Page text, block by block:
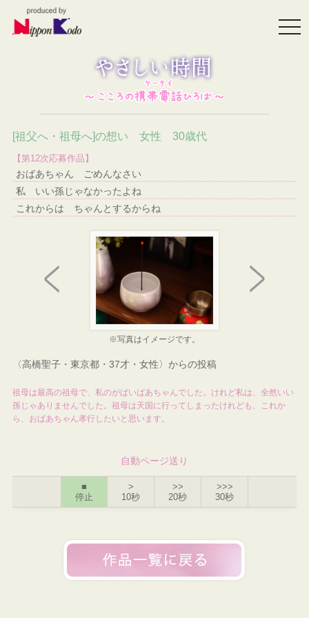
[祖父へ・祖母へ]の想い 女性 30歳代
【第12次応募作品】
おばあちゃん ごめんなさい
私 いい孫じゃなかったよね
これからは ちゃんとするからね
※写真はイメージです。
〈高橋聖子・東京都・37才・女性〉からの投稿
祖母は最高の祖母で、私のがばいばあちゃんでした。けれど私は、全然いい
孫じゃありませんでした。祖母は天国に行ってしまったけれども、これか
ら、おばあちゃん孝行したいと思います。
自動ページ送り
■
停止
>
10秒
>>
20秒
>>>
30秒